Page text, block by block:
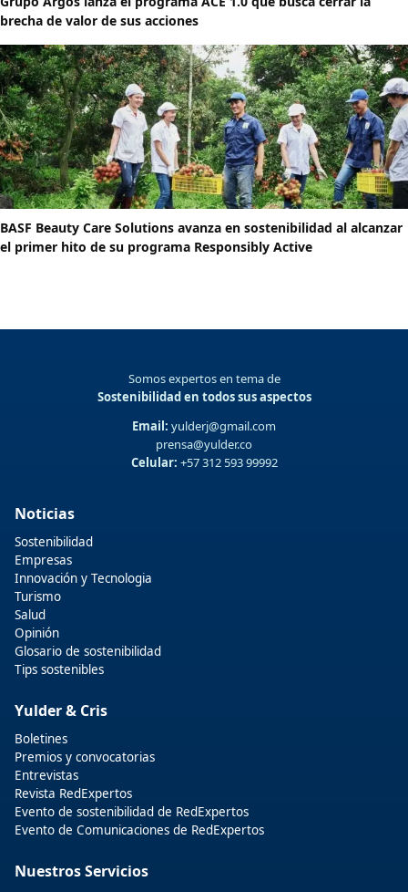
brecha de valor de sus acciones
BASF Beauty Care Solutions avanza en sostenibilidad al alcanzar
el primer hito de su programa Responsibly Active
Somos expertos en tema de
Sostenibilidad en todos sus aspectos
Email: yulderj@gmail.com
prensa@yulder.co
Celular: +57 312 593 99992
Noticias
Sostenibilidad
Empresas
Innovación y Tecnologia
Turismo
Salud
Opinión
Glosario de sostenibilidad
Tips sostenibles
Yulder & Cris
Boletines
Premios y convocatorias
Entrevistas
Revista RedExpertos
Evento de sostenibilidad de RedExpertos
Evento de Comunicaciones de RedExpertos
Nuestros Servicios